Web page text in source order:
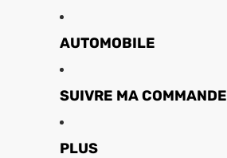
AUTOMOBILE
SUIVRE MA COMMANDE
PLUS